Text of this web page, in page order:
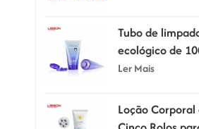
Tubo de
ecológico de
120ml com
Ler Mais
Loção Corporal